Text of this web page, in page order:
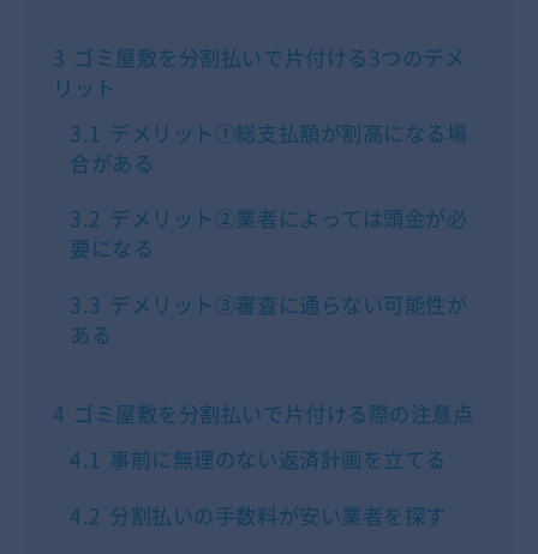
3 ゴミ屋敷を分割払いで片付ける3つのデメ
リット
3.1 デメリット①総支払額が割高になる場
合がある
3.2 デメリット②業者によっては頭金が必
要になる
3.3 デメリット③審査に通らない可能性が
ある
4 ゴミ屋敷を分割払いで片付ける際の注意点
4.1 事前に無理のない返済計画を立てる
4.2 分割払いの手数料が安い業者を探す